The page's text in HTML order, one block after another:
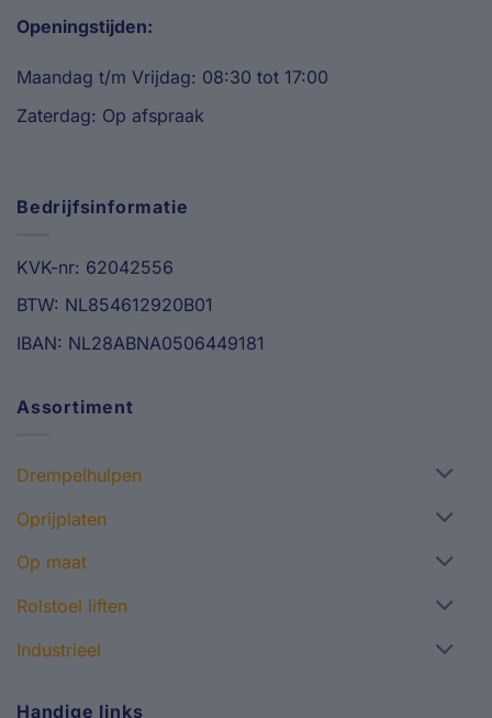
Openingstijden:
Maandag t/m Vrijdag: 08:30 tot 17:00
Zaterdag: Op afspraak
Bedrijfsinformatie
KVK-nr: 62042556
BTW: NL854612920B01
IBAN: NL28ABNA0506449181
Assortiment
Drempelhulpen
Oprijplaten
Op maat
Rolstoel liften
Industrieel
Handige links